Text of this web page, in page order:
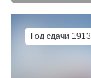
Год сдачи 1913